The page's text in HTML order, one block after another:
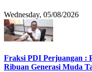
Wednesday, 05/08/2026
Fraksi PDI Perjuangan :
Ribuan Generasi Muda